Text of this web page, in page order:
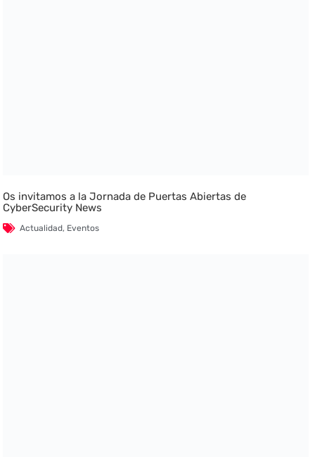
Os invitamos a la Jornada de Puertas Abiertas de
CyberSecurity News
Actualidad, Eventos